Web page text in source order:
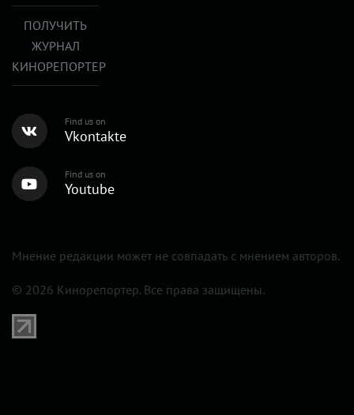
ПОЛУЧИТЬ
ЖУРНАЛ
КИНОРЕПОРТЕР
Find us on
Vkontakte
Find us on
Youtube
Мнение редакции может не совпадать с мнением авторов.
© 2026 Кинорепортер. Все права защищены.